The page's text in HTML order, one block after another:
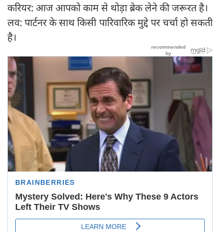
करियर: आज आपको काम से थोड़ा ब्रेक लेने की जरूरत है।
लव: पार्टनर के साथ किसी पारिवारिक मुद्दे पर चर्चा हो सकती
है।